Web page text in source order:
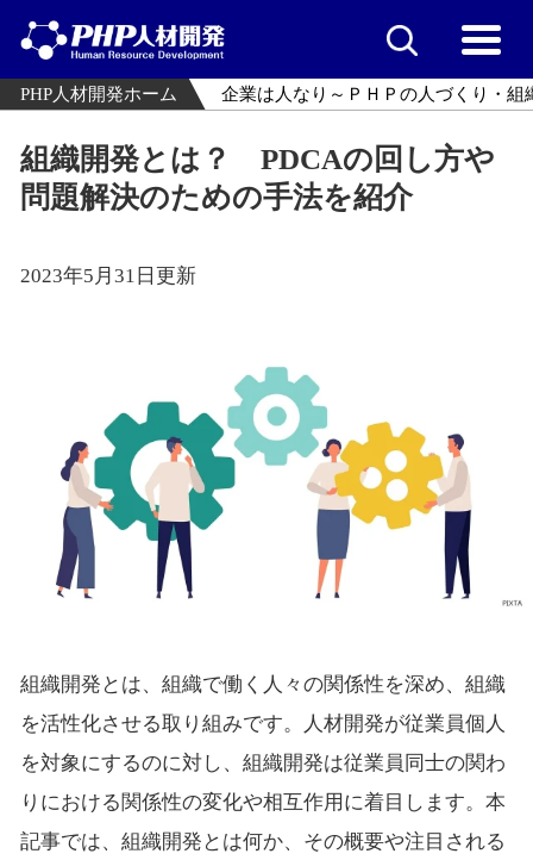
PHP人材開発ホーム 企業は人なり～ＰＨＰの人づくり・組
組織開発とは？ PDCAの回し方や
問題解決のための手法を紹介
2023年5月31日更新
組織開発とは、組織で働く人々の関係性を深め、組織
を活性化させる取り組みです。人材開発が従業員個人
を対象にするのに対し、組織開発は従業員同士の関わ
りにおける関係性の変化や相互作用に着目します。本
記事では、組織開発とは何か、その概要や注目される